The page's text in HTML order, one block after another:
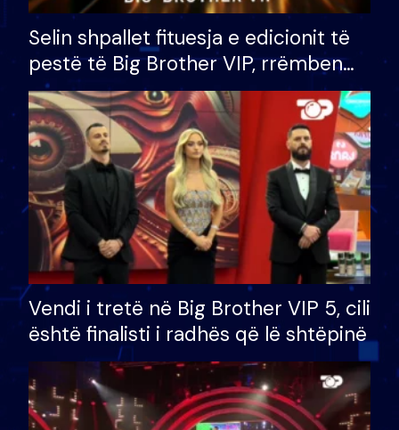
Selin shpallet fituesja e edicionit të
pestë të Big Brother VIP, rrëmben
çmimin e madh prej 100 mijë eurosh
Vendi i tretë në Big Brother VIP 5, cili
është finalisti i radhës që lë shtëpinë